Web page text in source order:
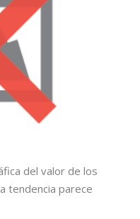
del valor de los
tendencia parece